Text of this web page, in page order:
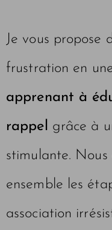
Je vous propose
frustration en
apprenant à
rappel grâce à
stimulante.
ensemble les
association